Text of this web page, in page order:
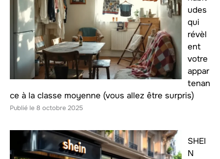
udes
qui
révèl
ent
votre
appar
tenan
ce à la classe moyenne (vous allez être surpris)
8 octobre 2025
SHEI
N